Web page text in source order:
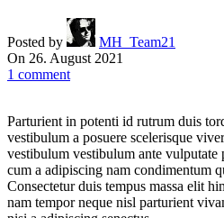
Posted by
MH_Team21
On 26. August 2021
1 comment
Parturient in potenti id rutrum duis
vestibulum a posuere scelerisque
vestibulum vestibulum ante vulputate
cum a adipiscing nam condimentum
Consectetur duis tempus massa elit
nam tempor neque nisl parturient